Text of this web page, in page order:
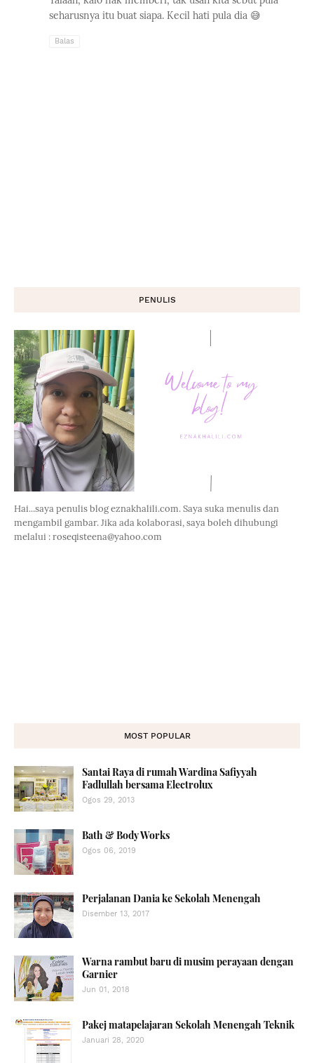
seharusnya itu buat siapa. Kecil hati pula dia 😅
Balas
PENULIS
Hai...saya penulis blog eznakhalili.com. Saya suka menulis dan
mengambil gambar. Jika ada kolaborasi, saya boleh dihubungi
melalui : roseqisteena@yahoo.com
MOST POPULAR
Santai Raya di rumah Wardina Safiyyah
Fadlullah bersama Electrolux
Ogos 29, 2013
Bath & Body Works
Ogos 06, 2019
Perjalanan Dania ke Sekolah Menengah
Disember 13, 2017
Warna rambut baru di musim perayaan dengan
Garnier
Jun 01, 2018
Pakej matapelajaran Sekolah Menengah Teknik
Januari 28, 2020